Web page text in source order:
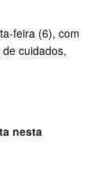
feira (6), com
cuidados,
nesta